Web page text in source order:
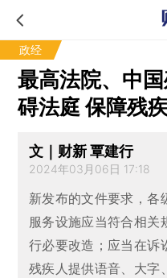
政经
最高法院、中
碍法庭 保障残
文｜财新 覃建行
2024年03月06日 17:18
新发布的文件要求，各
服务设施应当符合相关
行必要改造；应当在诉
残疾人提供语音、大字